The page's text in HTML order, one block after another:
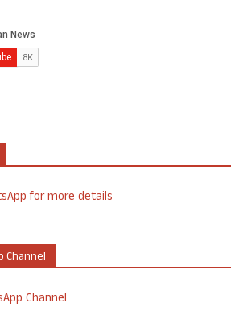
for more details
Channel
Channel